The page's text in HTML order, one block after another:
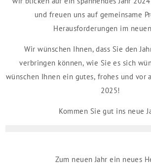
und freuen uns auf gemeinsame
Herausforderungen im neuen
Wir wünschen Ihnen, dass Sie den
verbringen können, wie Sie es sich
wünschen Ihnen ein gutes, frohes und vor
2025!
Kommen Sie gut ins neue
Zum neuen Jahr ein neues